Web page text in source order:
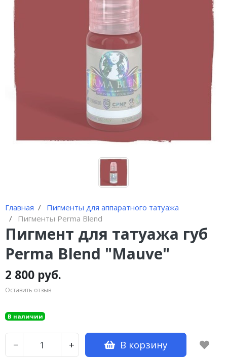
Главная
Пигменты для аппаратного татуажа
Пигменты Perma Blend
Пигмент для татуажа губ
Perma Blend "Mauve"
2 800 руб.
Оставить отзыв
В наличии
− + В корзину
Иглы и колпачки для
оригинальных аппаратов Dragon
Bella ( Тайвань)
Иглы и колпачки GiantSun
My M мезо и BB Glow модули